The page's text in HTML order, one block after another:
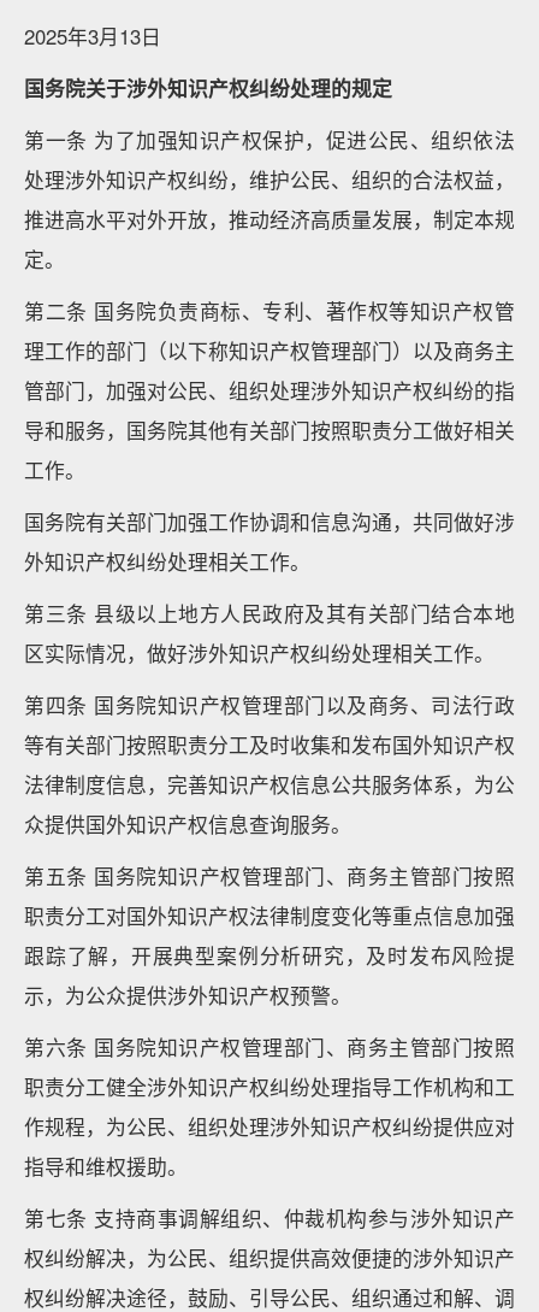
2025年3月13日
国务院关于涉外知识产权纠纷处理的规定
第一条 为了加强知识产权保护，促进公民、组织依法
处理涉外知识产权纠纷，维护公民、组织的合法权益，
推进高水平对外开放，推动经济高质量发展，制定本规
定。
第二条 国务院负责商标、专利、著作权等知识产权管
理工作的部门（以下称知识产权管理部门）以及商务主
管部门，加强对公民、组织处理涉外知识产权纠纷的指
导和服务，国务院其他有关部门按照职责分工做好相关
工作。
国务院有关部门加强工作协调和信息沟通，共同做好涉
外知识产权纠纷处理相关工作。
第三条 县级以上地方人民政府及其有关部门结合本地
区实际情况，做好涉外知识产权纠纷处理相关工作。
第四条 国务院知识产权管理部门以及商务、司法行政
等有关部门按照职责分工及时收集和发布国外知识产权
法律制度信息，完善知识产权信息公共服务体系，为公
众提供国外知识产权信息查询服务。
第五条 国务院知识产权管理部门、商务主管部门按照
职责分工对国外知识产权法律制度变化等重点信息加强
跟踪了解，开展典型案例分析研究，及时发布风险提
示，为公众提供涉外知识产权预警。
第六条 国务院知识产权管理部门、商务主管部门按照
职责分工健全涉外知识产权纠纷处理指导工作机构和工
作规程，为公民、组织处理涉外知识产权纠纷提供应对
指导和维权援助。
第七条 支持商事调解组织、仲裁机构参与涉外知识产
权纠纷解决，为公民、组织提供高效便捷的涉外知识产
权纠纷解决途径，鼓励、引导公民、组织通过和解、调